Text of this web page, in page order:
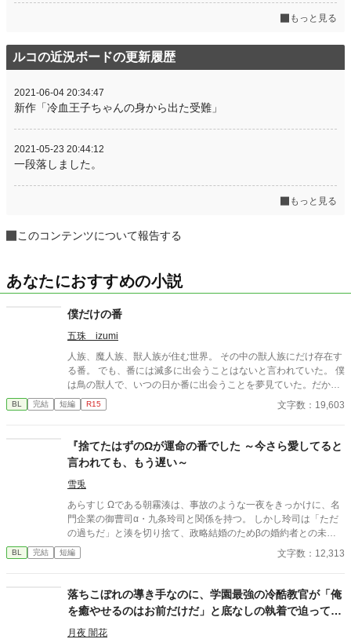
もっと見る
ルコの近況ボードの更新履歴
2021-06-04 20:34:47
新作「冷血王子ちゃんの身から出た受難」
2021-05-23 20:44:12
一段落しました。
もっと見る
このコンテンツについて報告する
あなたにおすすめの小説
僕だけの番
五珠 izumi
人族、魔人族、獣人族が住む世界。 その中の獣人族にだけ存在す
る番。 でも、番には滅多に出会うことはないと言われていた。 僕
は鳥の獣人で、いつの日か番に出会うことを夢見ていた。だか
ら、これまで誰も好きにならず恋もしてこなかった。 それほどま
でに求めていた番に、バイト中めぐり逢えたんだけれど。 出会っ
は恋人もいて……。 後半、少し百合要素も含みます。苦手な方は
お気をつけ下さい。
BL 完結 短編 R15 文字数：19,603
『捨てたはずのΩが運命の番でした ～今さら愛してると
言われても、もう遅い～
雪兎
あらすじ Ωである朝霧湊は、事故のような一夜をきっかけに、名
門企業の御曹司α・九条玲司と関係を持つ。 しかし玲司は「ただ
の過ちだ」と湊を切り捨て、政略結婚のためβの婚約者との未来
を選んだ。 深く傷ついた湊は、彼の前から姿を消す。 数か月後―
―。 湊の身体は、これまで誰も知らなかった希少な『遅咲きΩ』
たと知る。 「戻ってきてくれ」 今さら必死に追いかけてくる玲
司。 だが湊の隣には、自分を支え続けてくれた医師のα・神崎伊
織がいた。 「あなたは俺を捨てたでしょう」 後悔に苦しむα、執
着する第二のα、そして希少Ωを巡る陰謀。 もう二度と傷つきた
BL 完結 短編 文字数：12,313
落ちこぼれの導き手なのに、学園最強の冷酷教官が「俺
を癒やせるのはお前だけだ」と底なしの執着で迫ってき
ます
月夜 闇花